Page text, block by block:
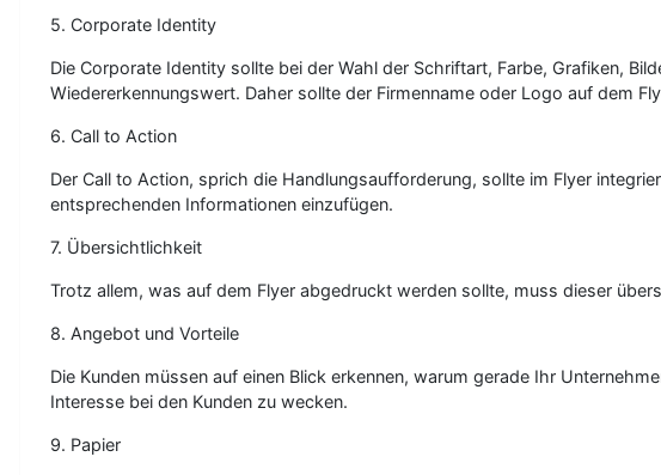
5. Corporate Identity
Die Corporate Identity sollte bei der Wahl der Schriftart, Farbe, Grafiken,
Wiedererkennungswert. Daher sollte der Firmenname oder Logo auf dem
6. Call to Action
Der Call to Action, sprich die Handlungsaufforderung, sollte im Flyer
entsprechenden Informationen einzufügen.
7. Übersichtlichkeit
Trotz allem, was auf dem Flyer abgedruckt werden sollte, muss dieser
8. Angebot und Vorteile
Die Kunden müssen auf einen Blick erkennen, warum gerade Ihr
Interesse bei den Kunden zu wecken.
9. Papier